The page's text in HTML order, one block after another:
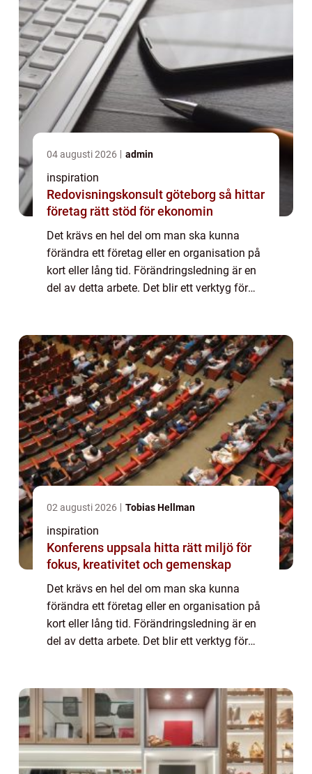
04 augusti 2026 admin
inspiration
Redovisningskonsult göteborg så hittar
företag rätt stöd för ekonomin
Det krävs en hel del om man ska kunna
förändra ett företag eller en organisation på
kort eller lång tid. Förändringsledning är en
del av detta arbete. Det blir ett verktyg för
02 augusti 2026 Tobias Hellman
inspiration
Konferens uppsala hitta rätt miljö för
fokus, kreativitet och gemenskap
Det krävs en hel del om man ska kunna
förändra ett företag eller en organisation på
kort eller lång tid. Förändringsledning är en
del av detta arbete. Det blir ett verktyg för